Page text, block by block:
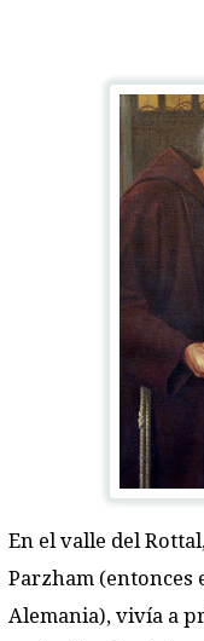
En el valle del
Parzham (entonces
Alemania), vivía a